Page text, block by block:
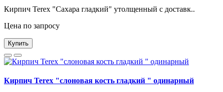
Кирпич Terex "Сахара гладкий" утолщенный с доставк..
Цена по запросу
Купить
Кирпич Terex "слоновая кость гладкий " одинарный